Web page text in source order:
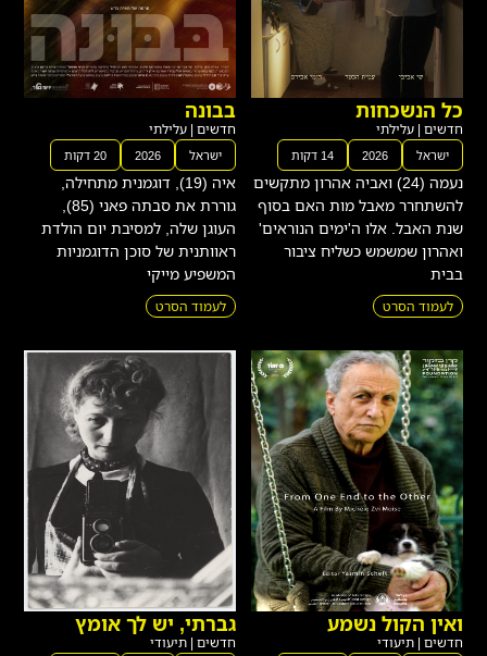
כל הנשכחות
חדשים |עלילתי
ישראל 2026 14 דקות
נעמה (24) ואביה אהרון מתקשים
להשתחרר מאבל מות האם בסוף
שנת האבל. אלו ה'ימים הנוראים'
ואהרון שמשמש כשליח ציבור
בבית
לעמוד הסרט
בבונה
חדשים | עלילתי
ישראל 2026 20 דקות
איה (19), דוגמנית מתחילה,
גוררת את סבתה פאני (85),
העוגן שלה, למסיבת יום הולדת
ראוותנית של סוכן הדוגמניות
המשפיע מייקי
לעמוד הסרט
ואין הקול נשמע
חדשים |תיעודי
גברתי, יש לך אומץ
חדשים | תיעודי